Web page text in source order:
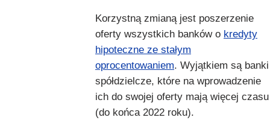
Korzystną zmianą jest poszerzenie
oferty wszystkich banków o kredyty
hipoteczne ze stałym
oprocentowaniem. Wyjątkiem są banki
spółdzielcze, które na wprowadzenie
ich do swojej oferty mają więcej czasu
(do końca 2022 roku).